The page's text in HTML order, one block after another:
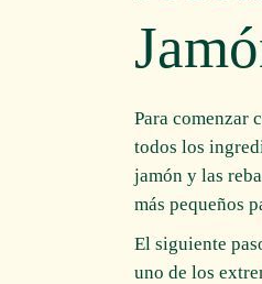
Para comenzar
todos los
jamón y las
más pequeños
El siguiente
uno de los